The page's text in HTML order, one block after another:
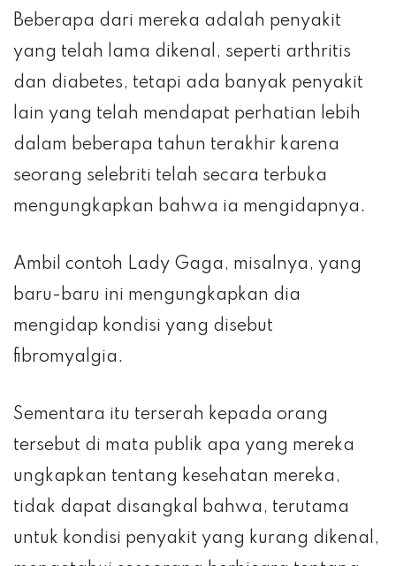
Beberapa dari mereka adalah penyakit
yang telah lama dikenal, seperti arthritis
dan diabetes, tetapi ada banyak penyakit
lain yang telah mendapat perhatian lebih
dalam beberapa tahun terakhir karena
seorang selebriti telah secara terbuka
mengungkapkan bahwa ia mengidapnya.
Ambil contoh Lady Gaga, misalnya, yang
baru-baru ini mengungkapkan dia
mengidap kondisi yang disebut
fibromyalgia.
Sementara itu terserah kepada orang
tersebut di mata publik apa yang mereka
ungkapkan tentang kesehatan mereka,
tidak dapat disangkal bahwa, terutama
untuk kondisi penyakit yang kurang dikenal,